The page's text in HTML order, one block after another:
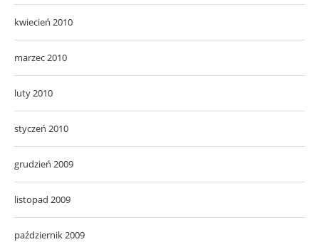
kwiecień 2010
marzec 2010
luty 2010
styczeń 2010
grudzień 2009
listopad 2009
październik 2009